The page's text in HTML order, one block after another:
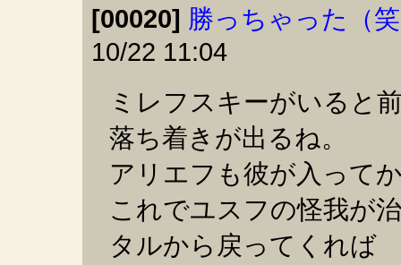
[00020] 勝っちゃった（
10/22 11:04
ミレフスキーがいると
落ち着きが出るね。
アリエフも彼が入って
これでユスフの怪我が
タルから戻ってくれば